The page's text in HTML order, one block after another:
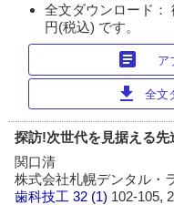
全文ダウンロード：
円(税込) です。
article ア
download 全文
探訪!次世代を見据える先
関口清
株式会社札幌デンタル・
歯科技工 32 (1) 102-105,